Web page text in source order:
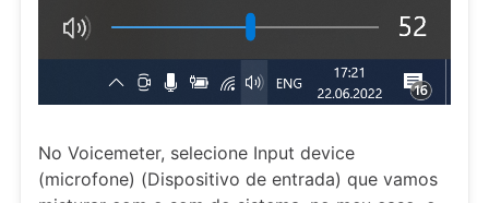
No Voicemeter, selecione Input device
(microfone) (Dispositivo de entrada) que vamos